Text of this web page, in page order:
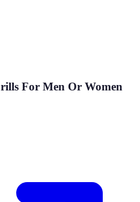
For Men Or Women